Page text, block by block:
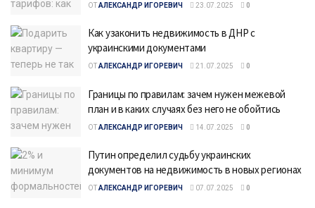
ОТАЛЕКСАНДР ИГОРЕВИЧ 23.07.2025 0
Как узаконить недвижимость в ДНР с
украинскими документами
ОТАЛЕКСАНДР ИГОРЕВИЧ 21.07.2025 0
Границы по правилам: зачем нужен межевой
план и в каких случаях без него не обойтись
ОТАЛЕКСАНДР ИГОРЕВИЧ 14.07.2025 0
Путин определил судьбу украинских
документов на недвижимость в новых регионах
ОТАЛЕКСАНДР ИГОРЕВИЧ 07.07.2025 0